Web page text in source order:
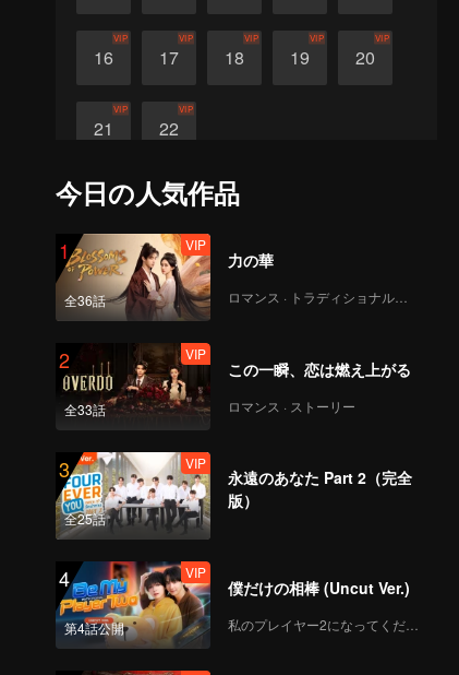
16
VIP
17
VIP
18
VIP
19
VIP
20
VIP
21
VIP
22
VIP
今日の人気作品
1
全36話
VIP
力の華
ロマンス · トラディショナル・コスチューム
2
全33話
VIP
この一瞬、恋は燃え上がる
ロマンス · ストーリー
3
全25話
VIP
永遠のあなた Part 2（完全
版）
4
第4話公開
VIP
僕だけの相棒 (Uncut Ver.)
私のプレイヤー2になってください